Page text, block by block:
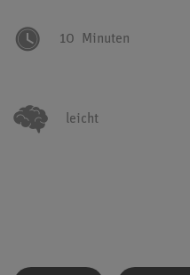
10 Minuten
leicht